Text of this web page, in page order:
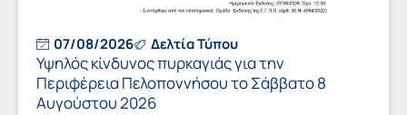
07/08/2026 Δελτία Τύπου
Υψηλός κίνδυνος πυρκαγιάς για την
Περιφέρεια Πελοποννήσου το Σάββατο 8
Αυγούστου 2026